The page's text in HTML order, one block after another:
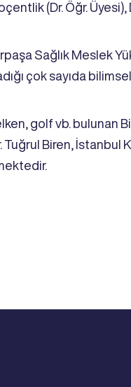
(Dr. Öğr.
Sağlık Meslek
çok sayıda
golf vb. bulunan
Tuğrul Biren, İstanbul